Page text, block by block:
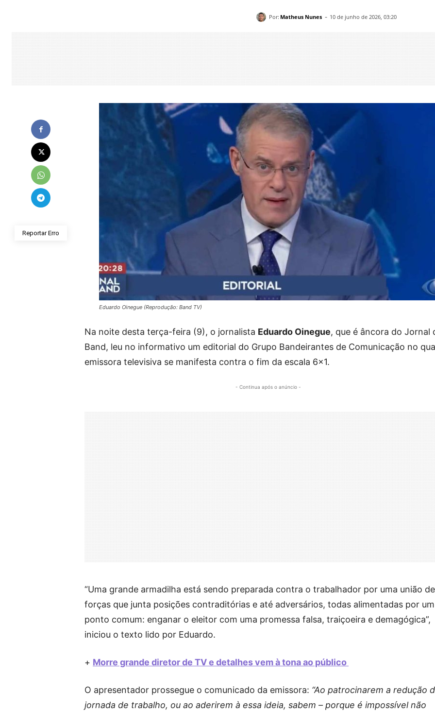
Por: Matheus Nunes - 10 de junho de 2026, 03:20
Reportar Erro
Eduardo Oinegue (Reprodução: Band TV)
Na noite desta terça-feira (9), o jornalista Eduardo Oinegue, que é âncora do Jornal
Band, leu no informativo um editorial do Grupo Bandeirantes de Comunicação no
emissora televisiva se manifesta contra o fim da escala 6×1.
- Continua após o anúncio -
“Uma grande armadilha está sendo preparada contra o trabalhador por uma união de
forças que junta posições contraditórias e até adversários, todas alimentadas por um
ponto comum: enganar o eleitor com uma promessa falsa, traiçoeira e demagógica”,
iniciou o texto lido por Eduardo.
+ Morre grande diretor de TV e detalhes vem à tona ao público
O apresentador prossegue o comunicado da emissora: “Ao patrocinarem a redução
jornada de trabalho, ou ao aderirem à essa ideia, sabem – porque é impossível não